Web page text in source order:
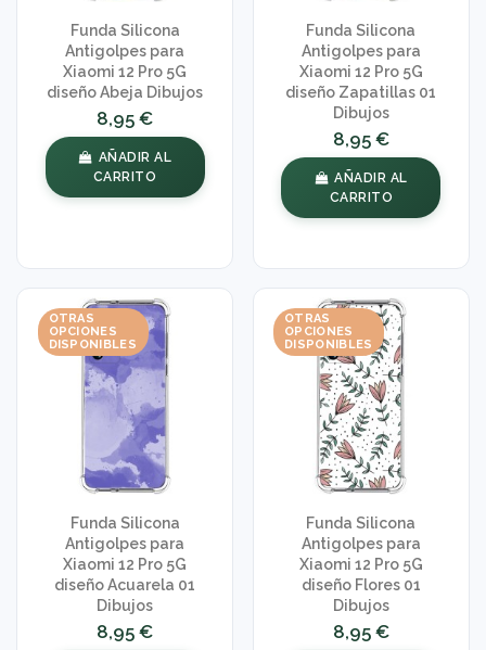
Funda Silicona
Antigolpes para
Xiaomi 12 Pro 5G
diseño Abeja Dibujos
8,95 €
AÑADIR AL
CARRITO
Funda Silicona
Antigolpes para
Xiaomi 12 Pro 5G
diseño Zapatillas 01
Dibujos
8,95 €
AÑADIR AL
CARRITO
OTRAS
OPCIONES
DISPONIBLES
Funda Silicona
Antigolpes para
Xiaomi 12 Pro 5G
diseño Acuarela 01
Dibujos
8,95 €
OTRAS
OPCIONES
DISPONIBLES
Funda Silicona
Antigolpes para
Xiaomi 12 Pro 5G
diseño Flores 01
Dibujos
8,95 €